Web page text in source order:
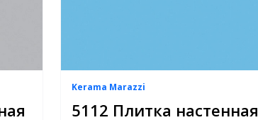
Kerama Marazzi
5112 Плитка настенная